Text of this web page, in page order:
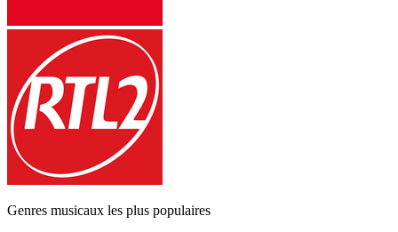
Genres musicaux les plus populaires